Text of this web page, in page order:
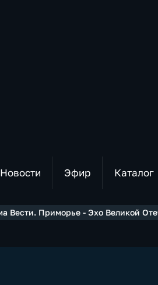
Новости Эфир Каталог
Вести. Приморье - Эхо Великой